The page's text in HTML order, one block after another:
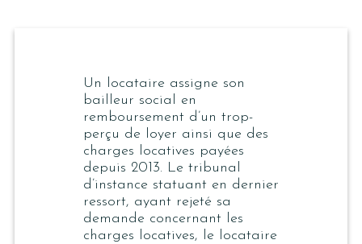
Un locataire assigne son
bailleur social en
remboursement d’un trop-
perçu de loyer ainsi que des
charges locatives payées
depuis 2013. Le tribunal
d’instance statuant en dernier
ressort, ayant rejeté sa
demande concernant les
charges locatives, le locataire